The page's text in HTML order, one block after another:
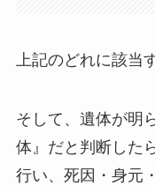
上記のどれに該当
そして、遺体が明
体』だと判断した
行い、死因・身元